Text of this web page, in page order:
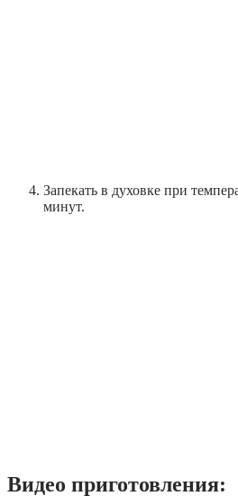
Запекать в духовке при
минут.
Видео приготовления: